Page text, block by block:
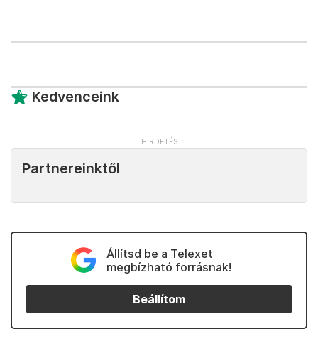
Kedvenceink
Partnereinktől
Állítsd be a Telexet
megbízható forrásnak!
Beállítom